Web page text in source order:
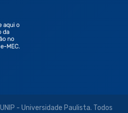
- Universidade Paulista. Todos